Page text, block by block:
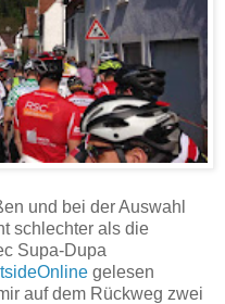
und bei der Auswahl
schlechter als die
Supa-Dupa
gelesen
auf dem Rückweg zwei